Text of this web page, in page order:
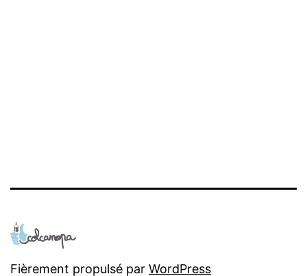
Fièrement propulsé par WordPress